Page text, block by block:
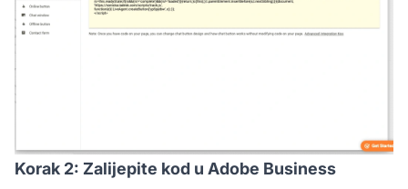
Korak 2: Zalijepite kod u Adobe Business